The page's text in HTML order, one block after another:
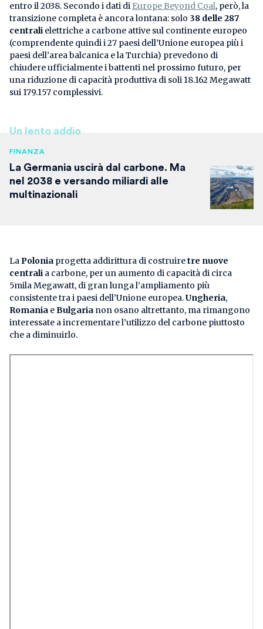
entro il 2038. Secondo i dati di Europe Beyond Coal, però, la
transizione completa è ancora lontana: solo 38 delle 287
centrali elettriche a carbone attive sul continente europeo
(comprendente quindi i 27 paesi dell’Unione europea più i
paesi dell’area balcanica e la Turchia) prevedono di
chiudere ufficialmente i battenti nel prossimo futuro, per
una riduzione di capacità produttiva di soli 18.162 Megawatt
sui 179.157 complessivi.
Un lento addio
FINANZA
La Germania uscirà dal carbone. Ma
nel 2038 e versando miliardi alle
multinazionali
LaPolonia progetta addirittura di costruiretre nuove
centrali a carbone, per un aumento di capacità di circa
5mila Megawatt, di gran lunga l’ampliamento più
consistente tra i paesi dell’Unione europea.Ungheria,
Romania eBulgaria non osano altrettanto, ma rimangono
interessate a incrementare l’utilizzo del carbone piuttosto
che a diminuirlo.